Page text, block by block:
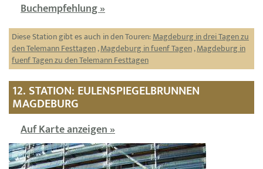
Buchempfehlung »
Diese Station gibt es auch in den Touren:Magdeburg in drei Tagen zu
den Telemann Festtagen,Magdeburg in fuenf Tagen,Magdeburg in
fuenf Tagen zu den Telemann Festtagen
12. STATION: EULENSPIEGELBRUNNEN
MAGDEBURG
Auf Karte anzeigen »